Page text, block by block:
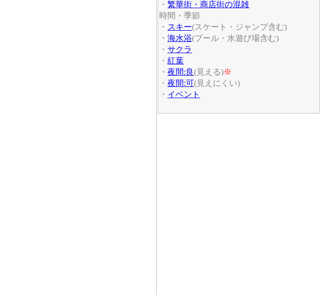
・ 繁華街・商店街の混雑
時間・季節
・ スキー(スケート・ジャンプ含む)
・ 海水浴(プール・水遊び場含む)
・ サクラ
・ 紅葉
・ 夜間:良(見える)※
・ 夜間:可(見えにくい)
・ イベント